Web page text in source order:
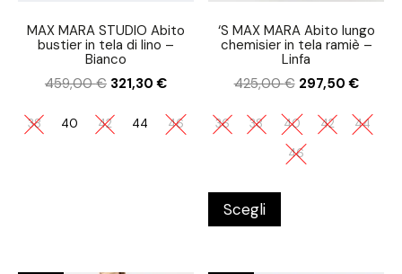
MAX MARA STUDIO Abito
bustier in tela di lino –
Bianco
459,00€ 321,30€
38 40 42 44 46
‘S MAX MARA Abito lungo
chemisier in tela ramiè –
Linfa
425,00€ 297,50€
36 38 40 42
44
46
Scegli